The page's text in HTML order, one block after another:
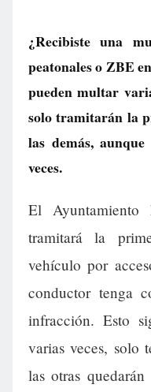
¿Recibiste una
peatonales o ZBE
pueden multar
solo tramitarán la
las demás,
veces.
El
tramitará la
vehículo por
conductor tenga
infracción. Esto
varias veces, solo
las otras